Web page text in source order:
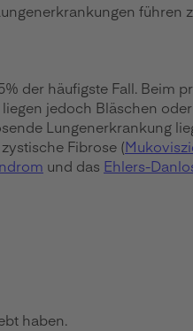
führen
der häufigste Fall. Beim
jedoch Bläschen
Lungenerkrankung
Fibrose (
und das Ehlers-
haben.